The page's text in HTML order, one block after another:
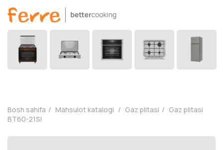
Bosh sahifa Mahsulot katalogi Gaz plitasi
Gaz plitasi
BT60-21SI